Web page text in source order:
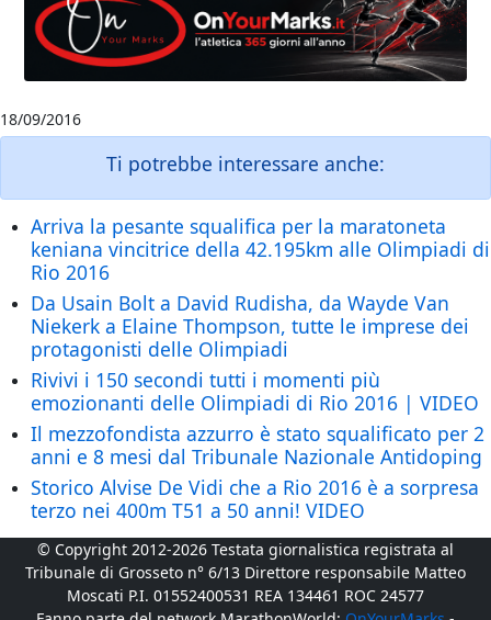
18/09/2016
Ti potrebbe interessare anche:
Arriva la pesante squalifica per la maratoneta
keniana vincitrice della 42.195km alle Olimpiadi di
Rio 2016
Da Usain Bolt a David Rudisha, da Wayde Van
Niekerk a Elaine Thompson, tutte le imprese dei
protagonisti delle Olimpiadi
Rivivi i 150 secondi tutti i momenti più
emozionanti delle Olimpiadi di Rio 2016 | VIDEO
Il mezzofondista azzurro è stato squalificato per 2
anni e 8 mesi dal Tribunale Nazionale Antidoping
Storico Alvise De Vidi che a Rio 2016 è a sorpresa
terzo nei 400m T51 a 50 anni! VIDEO
© Copyright 2012-2026 Testata giornalistica registrata al
Tribunale di Grosseto n° 6/13 Direttore responsabile Matteo
Moscati P.I. 01552400531 REA 134461 ROC 24577